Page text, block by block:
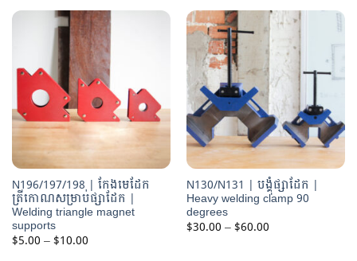
$12.00
N196/197/198 | កែងមេដែក
ត្រីកោណសម្រាប់ផ្សាដែក |
Welding triangle magnet
supports
$5.00 –$10.00Price
range:
N130/N131 | បង្គុំផ្សាដែក |
Heavy welding clamp 90
degrees
$30.00 –$60.00Price
range: